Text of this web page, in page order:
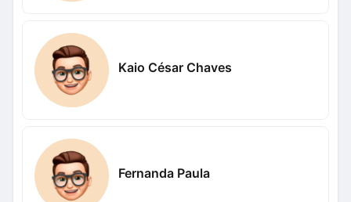
Kaio César Chaves
Fernanda Paula